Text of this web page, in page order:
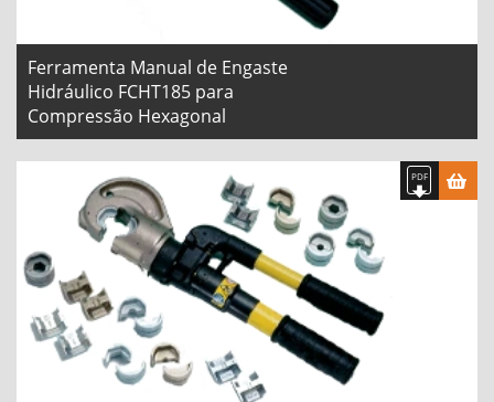
Ferramenta Manual de Engaste
Hidráulico FCHT185 para
Compressão Hexagonal